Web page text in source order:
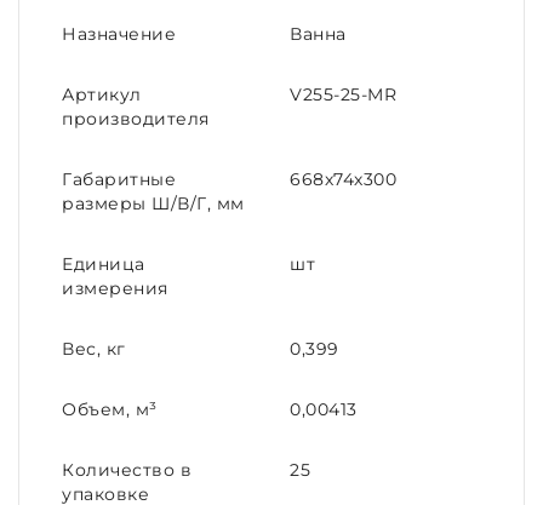
Назначение Ванна
Артикул
производителя
V255-25-MR
Габаритные
размеры Ш/В/Г, мм
668х74х300
Единица
измерения
шт
Вес, кг 0,399
Объем, м³ 0,00413
Количество в
упаковке
25